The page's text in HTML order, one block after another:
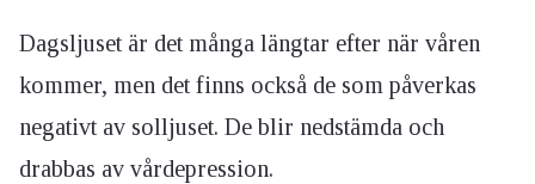
Dagsljuset är det många längtar efter när våren
kommer, men det finns också de som påverkas
negativt av solljuset. De blir nedstämda och
drabbas av vårdepression.